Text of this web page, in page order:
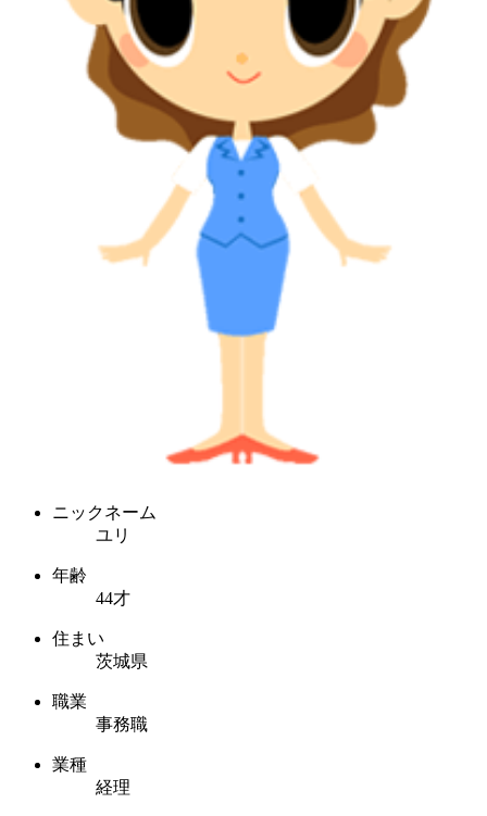
ニックネーム
ユリ
年齢
44才
住まい
茨城県
職業
事務職
業種
経理